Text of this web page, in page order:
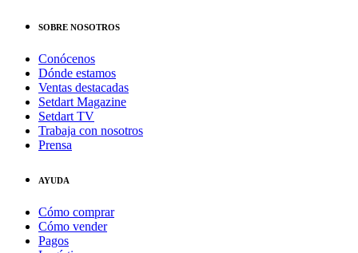
SOBRE NOSOTROS
Conócenos
Dónde estamos
Ventas destacadas
Setdart Magazine
Setdart TV
Trabaja con nosotros
Prensa
AYUDA
Cómo comprar
Cómo vender
Pagos